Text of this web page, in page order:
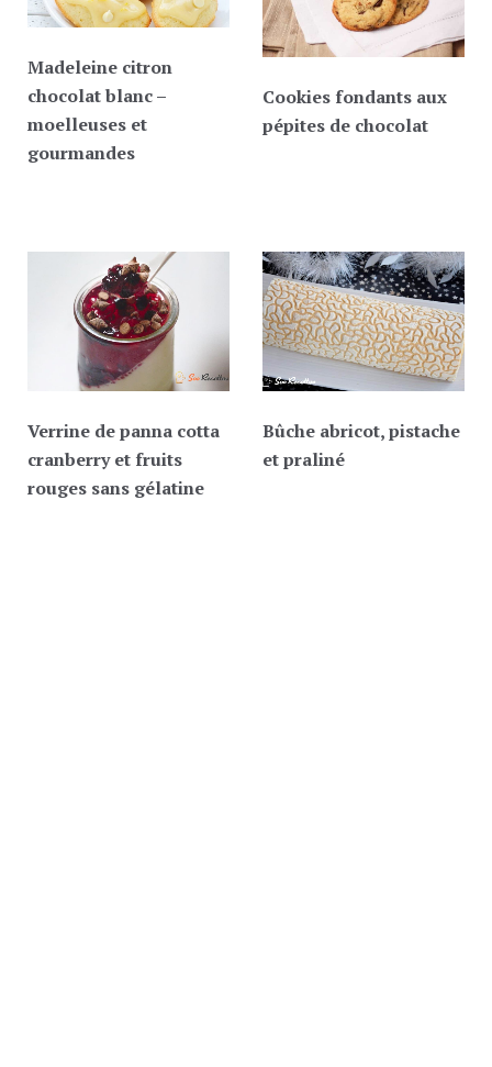
Madeleine citron
chocolat blanc –
moelleuses et
gourmandes
Cookies fondants aux
pépites de chocolat
Verrine de panna cotta
cranberry et fruits
rouges sans gélatine
Bûche abricot, pistache
et praliné